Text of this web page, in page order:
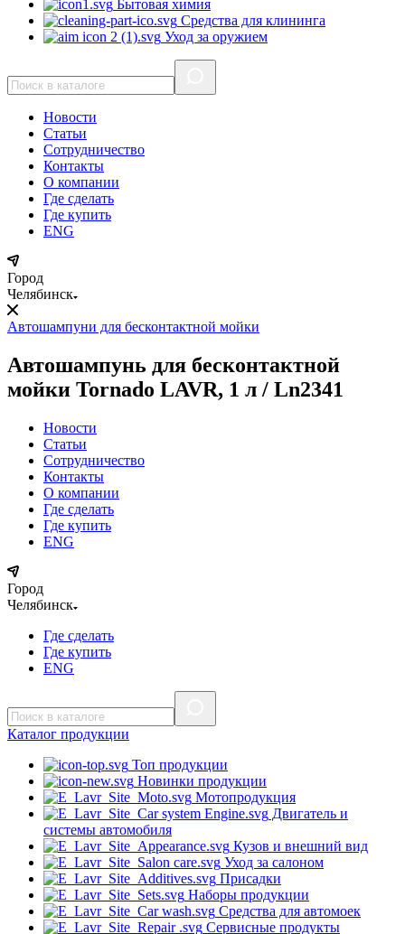
Бытовая химия
Средства для клининга
Уход за оружием
Новости
Статьи
Сотрудничество
Контакты
О компании
Где сделать
Где купить
ENG
Город
Челябинск
Автошампуни для бесконтактной мойки
Автошампунь для бесконтактной
мойки Tornado LAVR, 1 л / Ln2341
Новости
Статьи
Сотрудничество
Контакты
О компании
Где сделать
Где купить
ENG
Город
Челябинск
Где сделать
Где купить
ENG
Каталог продукции
Топ продукции
Новинки продукции
Мотопродукция
Двигатель и
системы автомобиля
Кузов и внешний вид
Уход за салоном
Присадки
Наборы продукции
Средства для автомоек
Сервисные продукты